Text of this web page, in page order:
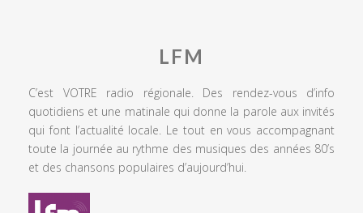
LFM
C’est VOTRE radio régionale. Des rendez-vous d’info
quotidiens et une matinale qui donne la parole aux invités
qui font l’actualité locale. Le tout en vous accompagnant
toute la journée au rythme des musiques des années 80’s
et des chansons populaires d’aujourd’hui.